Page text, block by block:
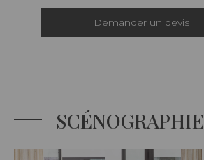
Demander un devis
SCÉNOGRAPHIE